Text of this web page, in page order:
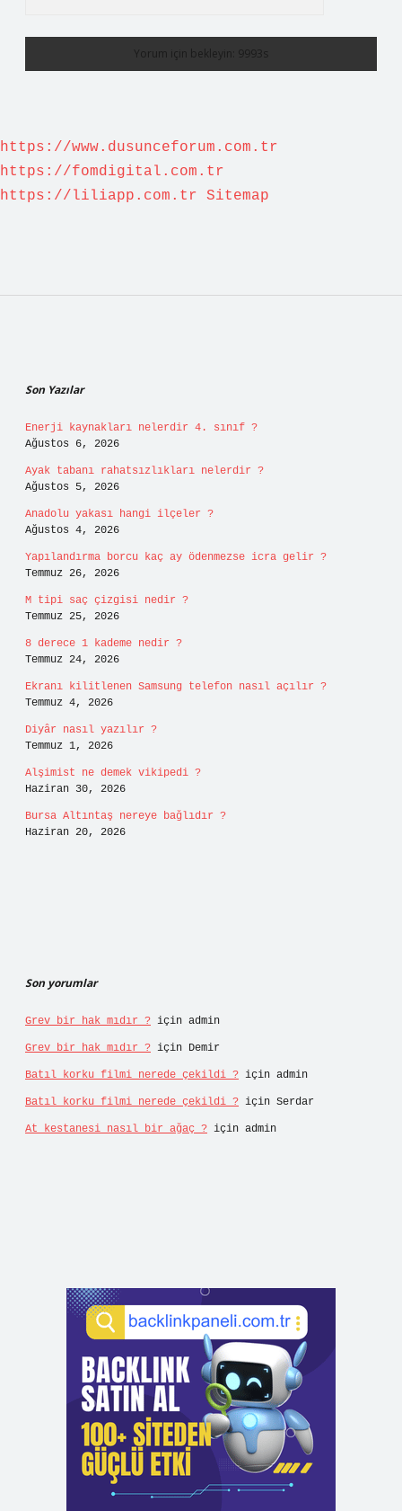
https://www.dusunceforum.com.tr
https://fomdigital.com.tr
https://liliapp.com.tr
Sitemap
Son Yazılar
Enerji kaynakları nelerdir 4. sınıf ?
Ağustos 6, 2026
Ayak tabanı rahatsızlıkları nelerdir ?
Ağustos 5, 2026
Anadolu yakası hangi ilçeler ?
Ağustos 4, 2026
Yapılandırma borcu kaç ay ödenmezse icra gelir ?
Temmuz 26, 2026
M tipi saç çizgisi nedir ?
Temmuz 25, 2026
8 derece 1 kademe nedir ?
Temmuz 24, 2026
Ekranı kilitlenen Samsung telefon nasıl açılır ?
Temmuz 4, 2026
Diyâr nasıl yazılır ?
Temmuz 1, 2026
Alşimist ne demek vikipedi ?
Haziran 30, 2026
Bursa Altıntaş nereye bağlıdır ?
Haziran 20, 2026
Son yorumlar
Grev bir hak mıdır ? için admin
Grev bir hak mıdır ? için Demir
Batıl korku filmi nerede çekildi ? için admin
Batıl korku filmi nerede çekildi ? için Serdar
At kestanesi nasıl bir ağaç ? için admin